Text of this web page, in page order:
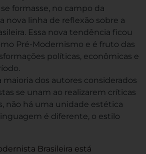
formasse, no campo da
nova linha de reflexão sobre a
Essa nova tendência ficou
Pré-Modernismo e é fruto das
políticas, econômicas e
maioria dos autores considerados
se unam ao realizarem críticas
não há uma unidade estética
é diferente, o estilo
Brasileira está